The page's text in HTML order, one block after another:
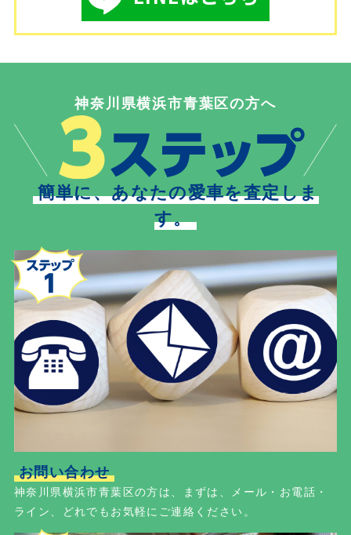
神奈川県横浜市青葉区の方へ
簡単に、あなたの愛車を査定しま
す。
お問い合わせ
神奈川県横浜市青葉区の方は、まずは、メール・お電話・
ライン、どれでもお気軽にご連絡ください。